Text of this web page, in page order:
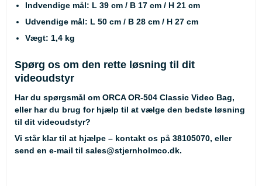
Indvendige mål: L 39 cm / B 17 cm / H 21 cm
Udvendige mål: L 50 cm / B 28 cm / H 27 cm
Vægt: 1,4 kg
Spørg os om den rette løsning til dit
videoudstyr
Har du spørgsmål om ORCA OR-504 Classic Video Bag,
eller har du brug for hjælp til at vælge den bedste løsning
til dit videoudstyr?
Vi står klar til at hjælpe – kontakt os på 38105070, eller
send en e-mail til sales@stjernholmco.dk.